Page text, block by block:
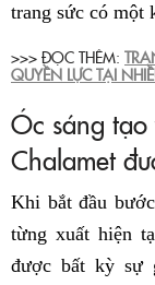
trang sức có một
>>> ĐỌC THÊM:
QUYỀN LỰC TẠI
Óc sáng tạo
Chalamet
Khi bắt đầu
từng xuất hiện
được bất kỳ sự